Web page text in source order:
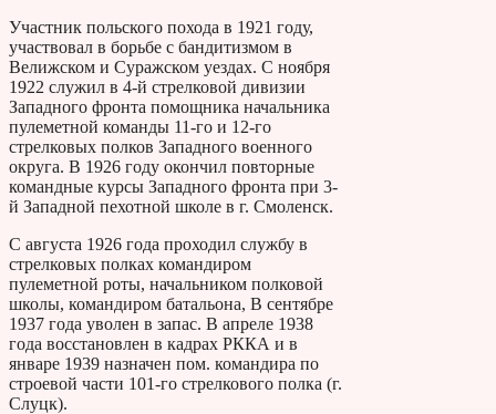
Участник польского похода в 1921 году,
участвовал в борьбе с бандитизмом в
Велижском и Суражском уездах. С ноября
1922 служил в 4-й стрелковой дивизии
Западного фронта помощника начальника
пулеметной команды 11-го и 12-го
стрелковых полков Западного военного
округа. В 1926 году окончил повторные
командные курсы Западного фронта при 3-
й Западной пехотной школе в г. Смоленск.
С августа 1926 года проходил службу в
стрелковых полках командиром
пулеметной роты, начальником полковой
школы, командиром батальона, В сентябре
1937 года уволен в запас. В апреле 1938
года восстановлен в кадрах РККА и в
январе 1939 назначен пом. командира по
строевой части 101-го стрелкового полка (г.
Слуцк).